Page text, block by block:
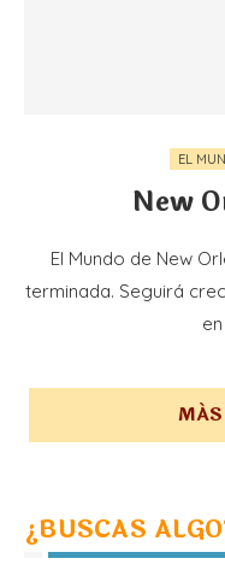
EL
New
El Mundo de New
terminada. Seguirá
¿BUSCAS